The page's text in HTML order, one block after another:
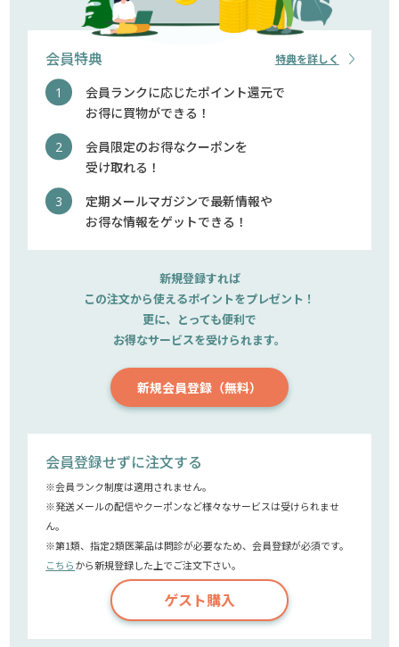
会員特典
会員ランクに応じたポイント還元で
お得に買物ができる！
会員限定のお得なクーポンを
受け取れる！
定期メールマガジンで最新情報や
お得な情報をゲットできる！
特典を詳しく
新規登録すれば
この注文から使えるポイントをプレゼント！
更に、とっても便利で
お得なサービスを受けられます。
新規会員登録（無料）
会員登録せずに注文する
※会員ランク制度は適用されません。
※発送メールの配信やクーポンなど様々なサービスは受けられませ
ん。
※第1類、指定2類医薬品は問診が必要なため、会員登録が必須です。
こちらから新規登録した上でご注文下さい。
ゲスト購入